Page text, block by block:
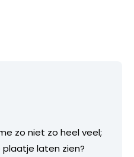
zo niet zo heel veel;
laten zien?